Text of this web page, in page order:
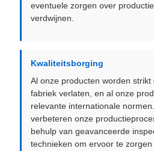
eventuele zorgen over
verdwijnen.
Kwaliteitsborging
Al onze producten worden
fabriek verlaten, en al onze
relevante internationale
verbeteren onze
behulp van geavanceerde
technieken om ervoor te